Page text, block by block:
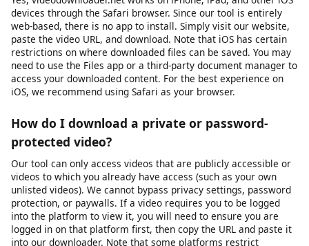
We primarily provide downloads in MP4 format, which is the
most widely compatible video format across all devices and
platforms. MP4 works natively on Windows, macOS, Android,
iOS, and most smart TVs and media players. For audio
extraction, we provide MP3 format at various bitrates.
Additional formats may be supported depending on the source
platform and available encoding options.
Does this work on iPhone / iOS?
Yes, videodownloader.net works on iPhone, iPad, and other iOS
devices through the Safari browser. Since our tool is entirely
web-based, there is no app to install. Simply visit our website,
paste the video URL, and download. Note that iOS has certain
restrictions on where downloaded files can be saved. You may
need to use the Files app or a third-party document manager to
access your downloaded content. For the best experience on
iOS, we recommend using Safari as your browser.